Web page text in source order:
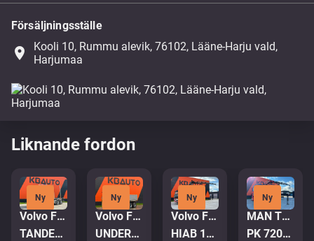
Försäljningsställe
place
Kooli 10, Rummu alevik, 76102, Lääne-Harju vald,
Harjumaa
Liknande fordon
Ny
Volvo FH16 650
TANDEM AXLE LIFT / PTO
Ny
Volvo FH480 6x4
UNDERBODY SCARPER / SNOWPLOW EQUIPMENT
Ny
Volvo FM 500 8x4*4
HIAB 144E-5 / BOX L=5992 mm
Ny
MAN TGA 35.380 8x4
PK 72002 / EXPORT OUTSIDE EU ONLY!